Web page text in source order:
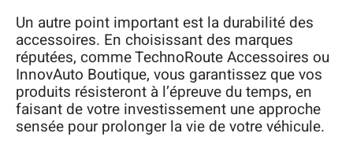
Un autre point important est la durabilité des
accessoires. En choisissant des marques
réputées, comme TechnoRoute Accessoires ou
InnovAuto Boutique, vous garantissez que vos
produits résisteront à l’épreuve du temps, en
faisant de votre investissement une approche
sensée pour prolonger la vie de votre véhicule.